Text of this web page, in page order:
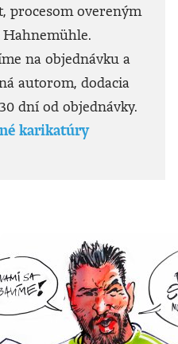
procesom overeným
na objednávku a
autorom, dodacia
dní od objednávky.
karikatúry